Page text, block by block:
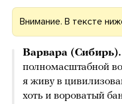
Внимание. В тексте
Варвара (Сибирь).
полномасштабной
я живу в
хоть и вороватый